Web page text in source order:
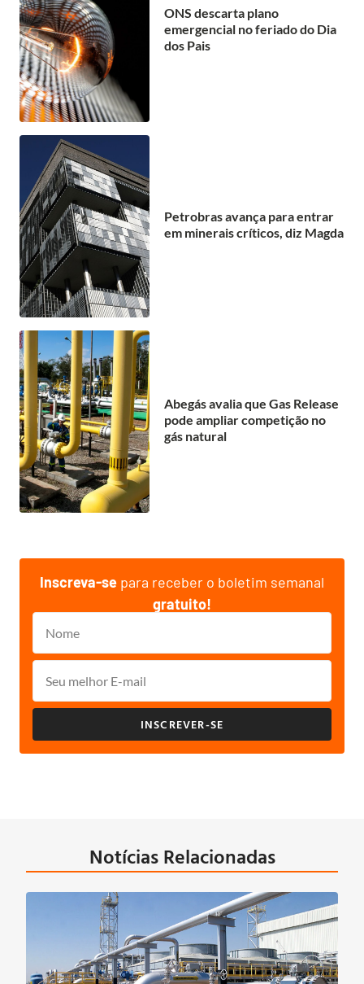
ONS descarta plano
emergencial no feriado do Dia
dos Pais
Petrobras avança para entrar
em minerais críticos, diz Magda
Abegás avalia que Gas Release
pode ampliar competição no
gás natural
Inscreva-se para receber o boletim semanal
gratuito!
INSCREVER-SE
Notícias Relacionadas